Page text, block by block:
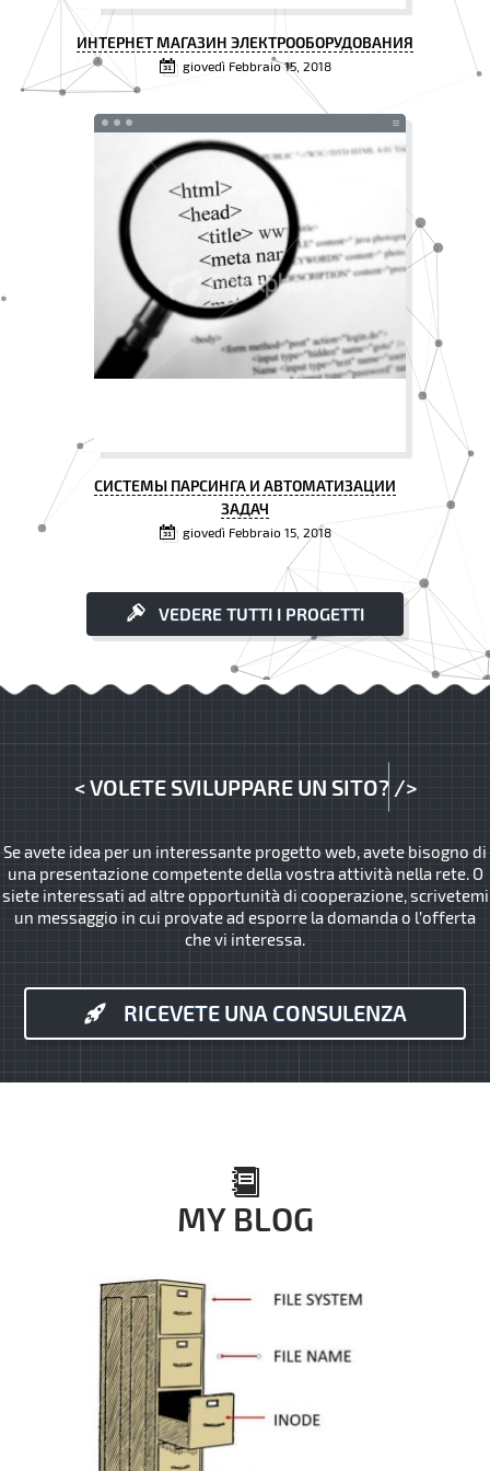
ИНТЕРНЕТ МАГАЗИН ЭЛЕКТРООБОРУДОВАНИЯ
giovedì Febbraio 15, 2018
СИСТЕМЫ ПАРСИНГА И АВТОМАТИЗАЦИИ
ЗАДАЧ
giovedì Febbraio 15, 2018
VEDERE TUTTI I PROGETTI
<VOLETE SVILUPPARE UN SITO? />
Se avete idea per un interessante progetto web, avete bisogno di
una presentazione competente della vostra attività nella rete. O
siete interessati ad altre opportunità di cooperazione, scrivetemi
un messaggio in cui provate ad esporre la domanda o l’offerta
che vi interessa.
RICEVETE UNA CONSULENZA
MY BLOG